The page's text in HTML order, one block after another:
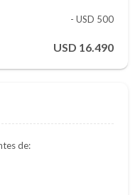
- USD 500
16.490
de: